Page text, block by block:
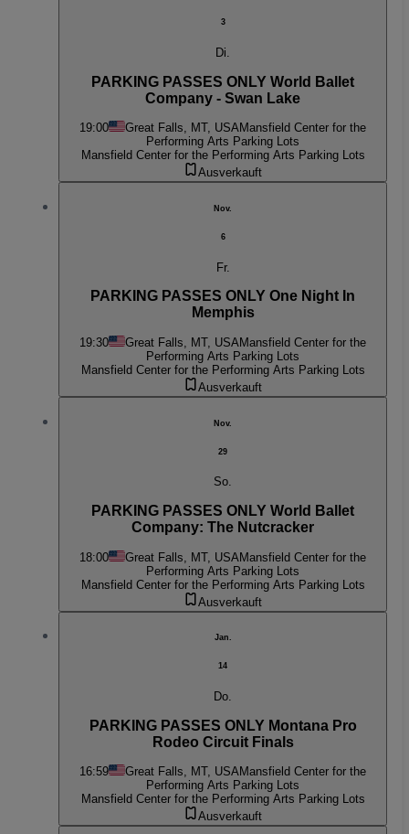
3
Di.
PARKING PASSES ONLY World Ballet
Company - Swan Lake
19:00 Great Falls, MT, USAMansfield Center for the
Performing Arts Parking Lots
Mansfield Center for the Performing Arts Parking Lots
Ausverkauft
Nov.
6
Fr.
PARKING PASSES ONLY One Night In
Memphis
19:30 Great Falls, MT, USA Mansfield Center for the
Performing Arts Parking Lots
Mansfield Center for the Performing Arts Parking Lots
Ausverkauft
Nov.
29
So.
PARKING PASSES ONLY World Ballet
Company: The Nutcracker
18:00 Great Falls, MT, USAMansfield Center for the
Performing Arts Parking Lots
Mansfield Center for the Performing Arts Parking Lots
Ausverkauft
Jan.
14
Do.
PARKING PASSES ONLY Montana Pro
Rodeo Circuit Finals
16:59 Great Falls, MT, USAMansfield Center for the
Performing Arts Parking Lots
Mansfield Center for the Performing Arts Parking Lots
Ausverkauft